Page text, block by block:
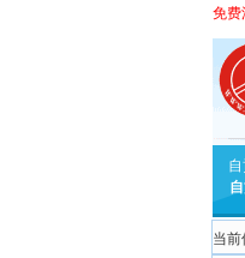
免费
当前